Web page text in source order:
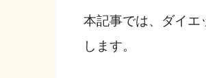
本記事では、ダイエ
します。